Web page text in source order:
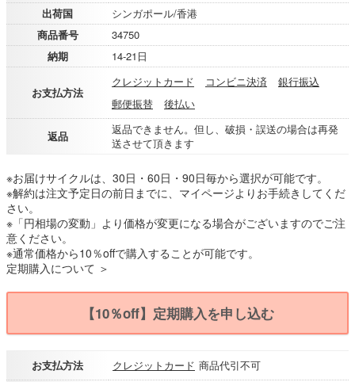
出荷国
シンガポール/香港
商品番号
34750
納期
14-21日
お支払方法
クレジットカード コンビニ決済
銀行振込
郵便振替
後払い
返品
返品できません。但し、破損・誤送の場合は再発
送させて頂きます
※お届けサイクルは、30日・60日・90日毎から選択が可能です。
※解約は注文予定日の前日までに、マイページよりお手続きしてくだ
さい。
※「円相場の変動」より価格が変更になる場合がございますのでご注
意ください。
※通常価格から10％offで購入することが可能です。
定期購入について ＞
【10％off】定期購入を申し込む
お支払方法 クレジットカード 商品代引不可